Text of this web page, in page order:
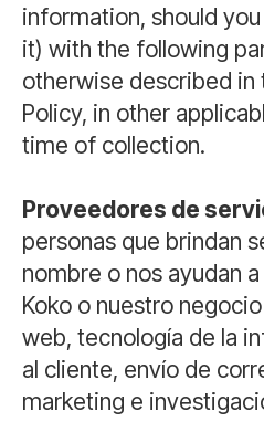
information, should
it) with the following
otherwise described in
Policy, in other
time of collection.
Proveedores de
personas que brindan
nombre o nos ayudan
Koko o nuestro
web, tecnología de la
al cliente, envío de
marketing e